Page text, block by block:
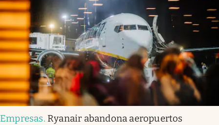
Empresas. Ryanair abandona aeropuertos